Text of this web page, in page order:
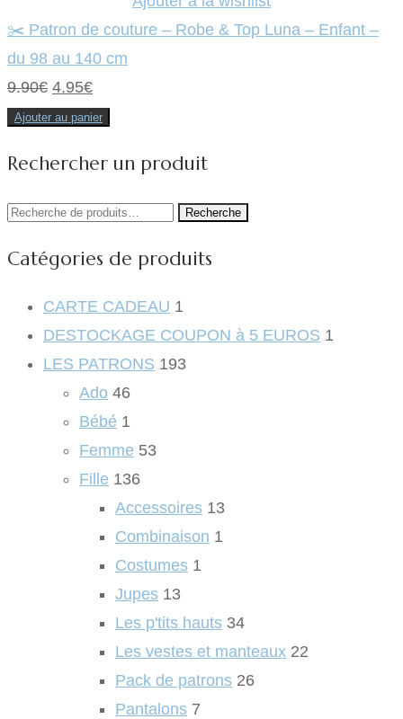
✂️ Patron de couture – Robe & Top Luna – Enfant –
du 98 au 140 cm
9.90€ Le
prix
était :
9.90€.
4.95€Le
prix
est :
4.95€.
Ajouter au panier
Rechercher un produit
Recherche
Recherche
Catégories de produits
CARTE CADEAU 1
DESTOCKAGE COUPON à 5 EUROS 1
LES PATRONS 193
Ado 46
Bébé 1
Femme 53
Fille 136
Accessoires 13
Combinaison 1
Costumes 1
Jupes 13
Les p'tits hauts 34
Les vestes et manteaux 22
Pack de patrons 26
Pantalons 7